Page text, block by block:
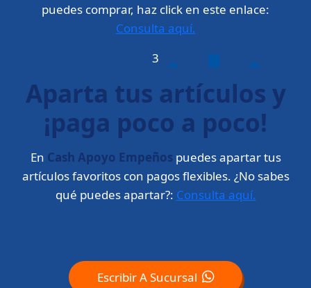
puedes comprar, haz click en este enlace:
Consulta aquí.
3
Aparta tus artículos y
¡paga poco a poco!
En Cash Apoyo Empeñospuedes apartar tus
artículos favoritos con pagos flexibles. ¿No sabes
qué puedes apartar?: Consulta aquí.
Escribir A Sucursal